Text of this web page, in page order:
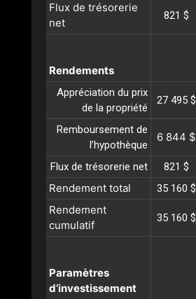
Flux de trésorerie
net
821 $
Rendements
Appréciation du prix
de la propriété
27 495 $
Remboursement de
l’hypothèque
6 844 $
Flux de trésorerie net 821 $
Rendement total 35 160 $
Rendement
cumulatif
35 160 $
Paramètres
d’investissement